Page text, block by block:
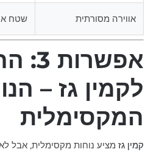
אווירה מסורתית שטח
אפשרות
לקמין גז –
המקסימלית
קמין גז מציע נוחות מקסימלית, אבל